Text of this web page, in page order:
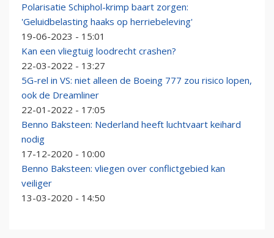
Polarisatie Schiphol-krimp baart zorgen:
'Geluidbelasting haaks op herriebeleving'
19-06-2023 - 15:01
Kan een vliegtuig loodrecht crashen?
22-03-2022 - 13:27
5G-rel in VS: niet alleen de Boeing 777 zou risico lopen,
ook de Dreamliner
22-01-2022 - 17:05
Benno Baksteen: Nederland heeft luchtvaart keihard
nodig
17-12-2020 - 10:00
Benno Baksteen: vliegen over conflictgebied kan
veiliger
13-03-2020 - 14:50